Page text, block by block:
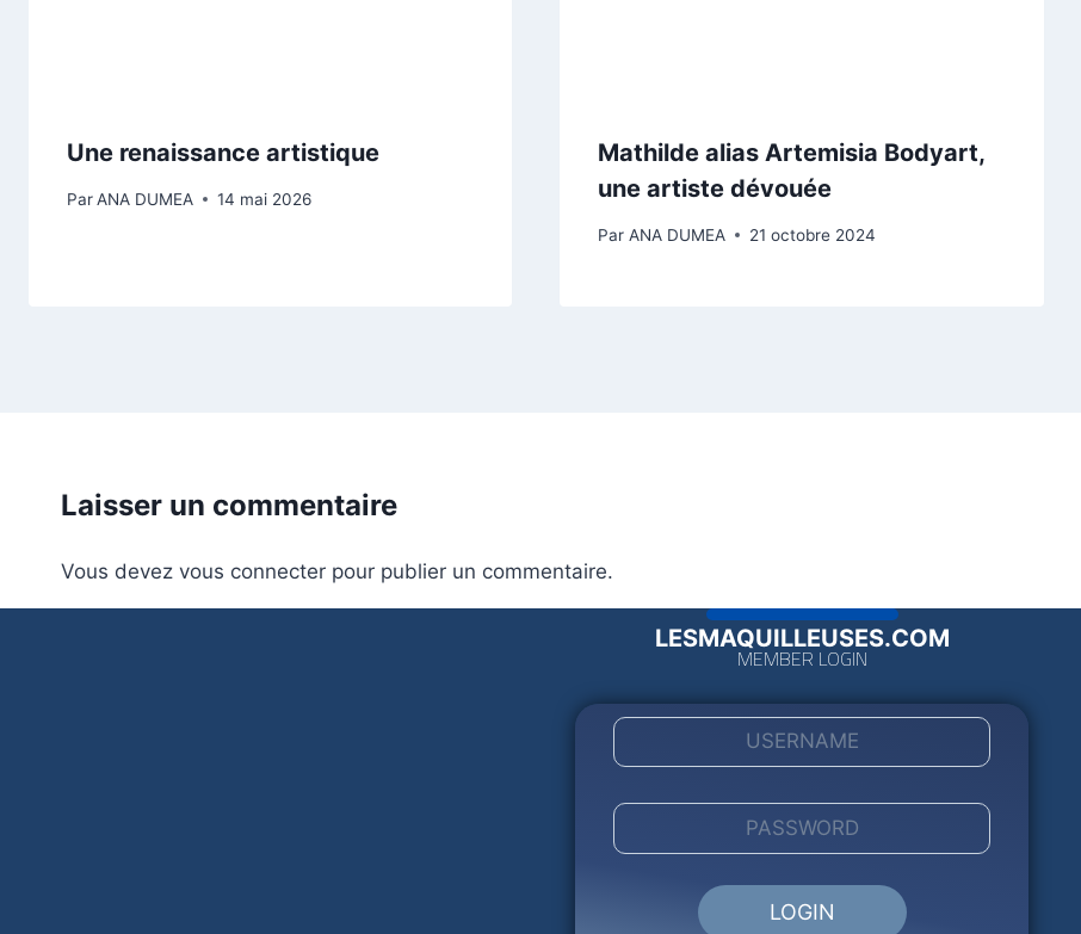
Une renaissance artistique
ParANA DUMEA 14 mai 2026
Mathilde alias Artemisia Bodyart,
une artiste dévouée
Par ANA DUMEA 21 octobre 2024
Laisser un commentaire
Vous devez vous connecter pour publier un commentaire.
LESMAQUILLEUSES.COM
MEMBER LOGIN
LOGIN